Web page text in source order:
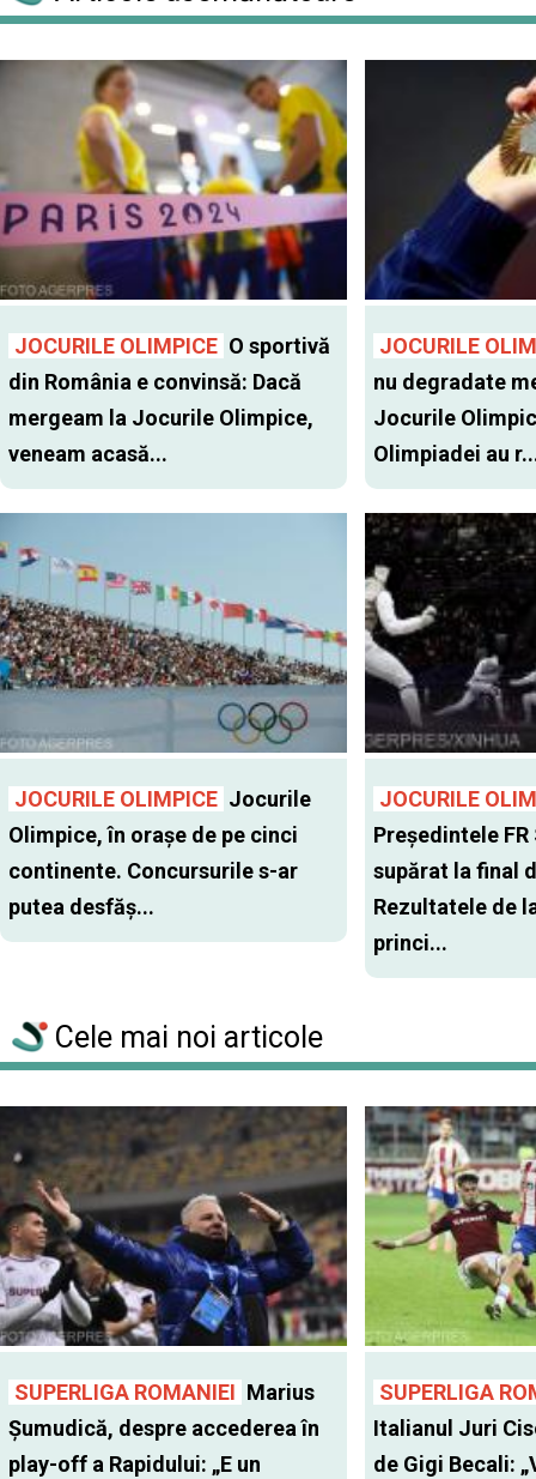
JOCURILE OLIMPICE O sportivă
din România e convinsă: Dacă
mergeam la Jocurile Olimpice,
veneam acasă...
JOCURILE
nu degradate
Jocurile
Olimpiadei au
JOCURILE OLIMPICE Jocurile
Olimpice, în oraşe de pe cinci
continente. Concursurile s-ar
putea desfăş...
JOCURILE
Preşedintele
supărat la final
Rezultatele de
princi...
Cele mai noi articole
SUPERLIGA ROMANIEI Marius
Șumudică, despre accederea în
play-off a Rapidului: „E un
SUPERLIGA
Italianul Juri
de Gigi Becali: